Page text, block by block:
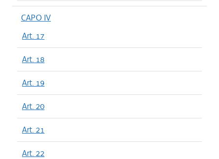
CAPO IV
Art. 17
Art. 18
Art. 19
Art. 20
Art. 21
Art. 22